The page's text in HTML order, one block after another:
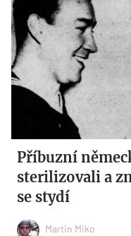
Příbuzní
sterilizovali a
se stydí
Martin Miko